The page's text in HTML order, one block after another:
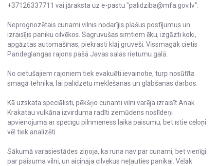
+37126337711 vai jāraksta uz e-pastu "palidziba@mfa.gov.lv".
Neprognozētais cunami vilnis nodarījis plašus postījumus un
izraisījis paniku cilvēkos. Sagruvušas simtiem ēku, izgāzti koki,
apgāztas automašīnas, piekrasti klāj gruveši. Vissmagāk cietis
Pandeglangas rajons pašā Javas salas rietumu galā.
No cietušajiem rajoniem tiek evakuēti ievainotie, turp nosūtīta
smagā tehnika, lai palīdzētu meklēšanas un glābšanas darbos.
Kā uzskata speciālisti, pēkšņo cunami vilni varēja izraisīt Anak
Krakatau vulkāna izvirduma radīti zemūdens noslīdeņi
apvienojumā ar spēcīgu pilnmēness laika paisumu, bet īstie cēloņi
vēl tiek analizēti.
Sākumā varasiestādes ziņoja, ka runa nav par cunami, bet vienīgi
par paisuma vilni, un aicināja cilvēkus neļauties panikai. Vēlāk